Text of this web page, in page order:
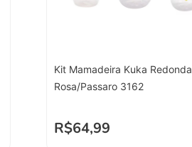
Kit Mamadeira Kuka Redonda
Rosa/Passaro 3162
R$64,99